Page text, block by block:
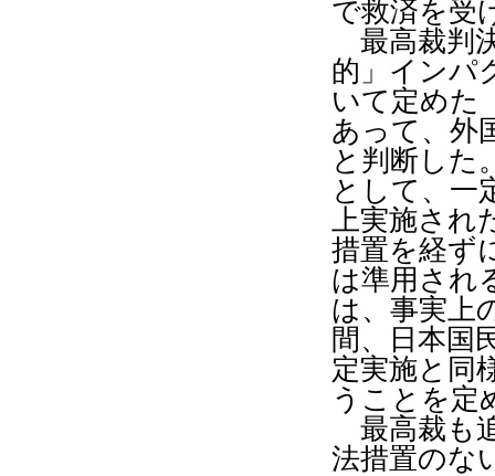
で救済を受
最高裁判
的」インパ
いて定めた
あって、外
と判断した
として、一
上実施さ
措置を経ず
は準用され
は、事実上
間、日本国
定実施と同
うことを定
最高裁も
法措置のな